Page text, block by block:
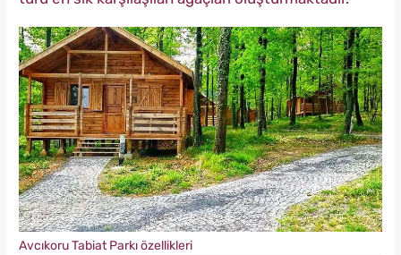
Avcıkoru Tabiat Parkı özellikleri